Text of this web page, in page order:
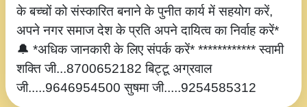
के बच्चों को संस्कारित बनाने के पुनीत कार्य में सहयोग करें,
अपने नगर समाज देश के प्रति अपने दायित्व का निर्वाह करें*
🔔 *अधिक जानकारी के लिए संपर्क करें* ************ स्वामी
शक्ति जी...8700652182 बिट्टू अग्रवाल
जी.....9646954500 सुषमा जी.....9254585312